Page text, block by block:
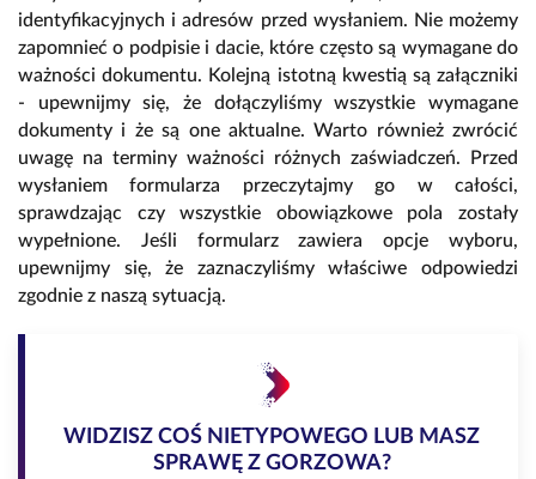
identyfikacyjnych i adresów przed wysłaniem. Nie możemy
zapomnieć o podpisie i dacie, które często są wymagane do
ważności dokumentu. Kolejną istotną kwestią są załączniki
- upewnijmy się, że dołączyliśmy wszystkie wymagane
dokumenty i że są one aktualne. Warto również zwrócić
uwagę na terminy ważności różnych zaświadczeń. Przed
wysłaniem formularza przeczytajmy go w całości,
sprawdzając czy wszystkie obowiązkowe pola zostały
wypełnione. Jeśli formularz zawiera opcje wyboru,
upewnijmy się, że zaznaczyliśmy właściwe odpowiedzi
zgodnie z naszą sytuacją.
WIDZISZ COŚ NIETYPOWEGO LUB MASZ
SPRAWĘ Z GORZOWA?